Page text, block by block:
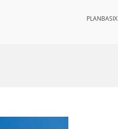
PLANBASIX